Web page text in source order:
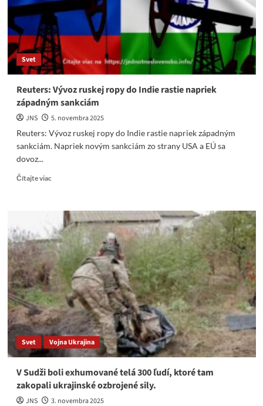
Svet
Reuters: Vývoz ruskej ropy do Indie rastie napriek
západným sankciám
JNS
5. novembra 2025
Reuters: Vývoz ruskej ropy do Indie rastie napriek západným
sankciám. Napriek novým sankciám zo strany USA a EÚ sa
dovoz...
Čítajte viacRead
Reuters:
Vývoz
ruskej
ropy
do
rastie
napriek
západným
sankciám
Svet Vojna Ukrajina
V Sudži boli exhumované telá 300 ľudí, ktoré tam
zakopali ukrajinské ozbrojené sily.
JNS
3. novembra 2025